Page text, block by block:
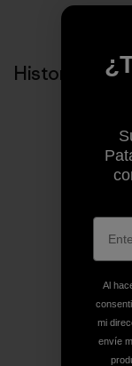
Historias
Al
mi
envíe